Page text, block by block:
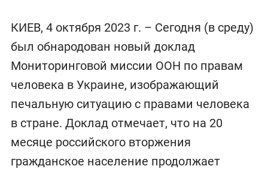
КИЕВ, 4 октября 2023 г. – Сегодня (в среду)
был обнародован новый доклад
Мониторинговой миссии ООН по правам
человека в Украине, изображающий
печальную ситуацию с правами человека
в стране. Доклад отмечает, что на 20
месяце российского вторжения
гражданское население продолжает